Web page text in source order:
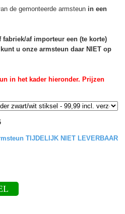
de gemonteerde armsteun in een
fabriek/af importeur een (te korte)
u onze armsteun daar NIET op
in het kader hieronder. Prijzen
TIJDELIJK NIET LEVERBAAR